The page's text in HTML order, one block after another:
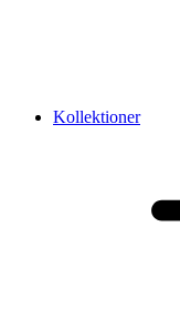
Kollektioner